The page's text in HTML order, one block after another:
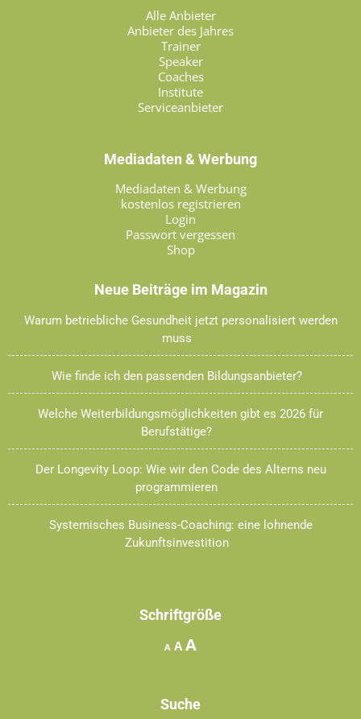
Alle Anbieter
Anbieter des Jahres
Trainer
Speaker
Coaches
Institute
Serviceanbieter
Mediadaten & Werbung
Mediadaten & Werbung
kostenlos registrieren
Login
Passwort vergessen
Shop
Neue Beiträge im Magazin
Warum betriebliche Gesundheit jetzt personalisiert werden
muss
Wie finde ich den passenden Bildungsanbieter?
Welche Weiterbildungsmöglichkeiten gibt es 2026 für
Berufstätige?
Der Longevity Loop: Wie wir den Code des Alterns neu
programmieren
Systemisches Business-Coaching: eine lohnende
Zukunftsinvestition
Schriftgröße
A Decrease
A Reset
AIncrease
Suche